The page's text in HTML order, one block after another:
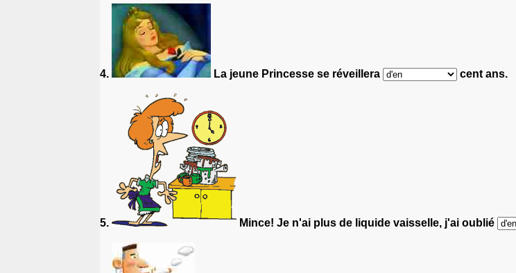
4. La jeune Princesse se réveillera cent ans.
5. Mince! Je n'ai plus de liquide vaisselle, j'ai oublié